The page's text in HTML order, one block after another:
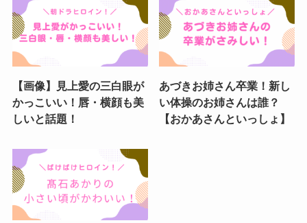
【画像】見上愛の三白眼が
かっこいい！唇・横顔も美
しいと話題！
あづきお姉さん卒業！新し
い体操のお姉さんは誰？
【おかあさんといっしょ】